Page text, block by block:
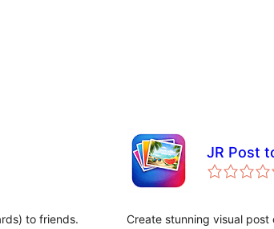
to friends.
JR Post
Create stunning visual post